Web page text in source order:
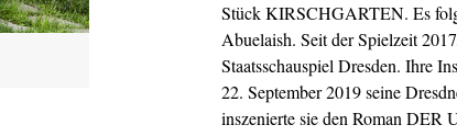
Stück KIRSCHGARTEN. Es
Abuelaish. Seit der Spielzeit
Staatsschauspiel Dresden. Ihre
22. September 2019 seine
inszenierte sie den Roman